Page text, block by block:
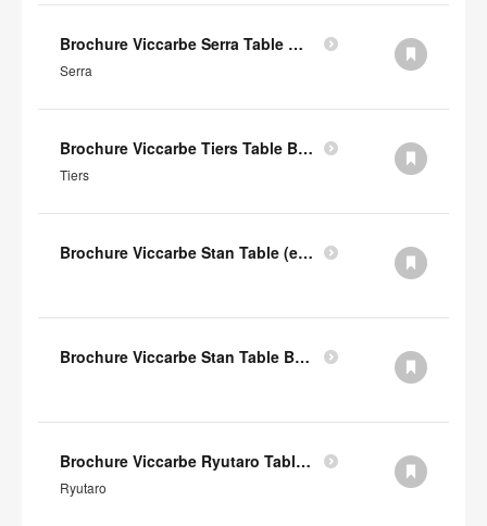
Brochure Viccarbe Serra Table Basse (en anglais)
Serra
Brochure Viccarbe Tiers Table Basse (en anglais)
Tiers
Brochure Viccarbe Stan Table (en anglais)
Brochure Viccarbe Stan Table Basse (en anglais)
Brochure Viccarbe Ryutaro Table Basse (en anglais)
Ryutaro